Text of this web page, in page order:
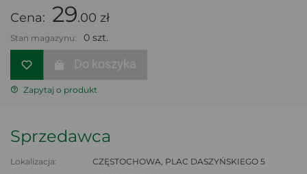
Cena: 29.00 zł
Stan magazynu: 0 szt.
Do koszyka
Zapytaj o produkt
Sprzedawca
Lokalizacja:
CZĘSTOCHOWA, PLAC DASZYŃSKIEGO 5